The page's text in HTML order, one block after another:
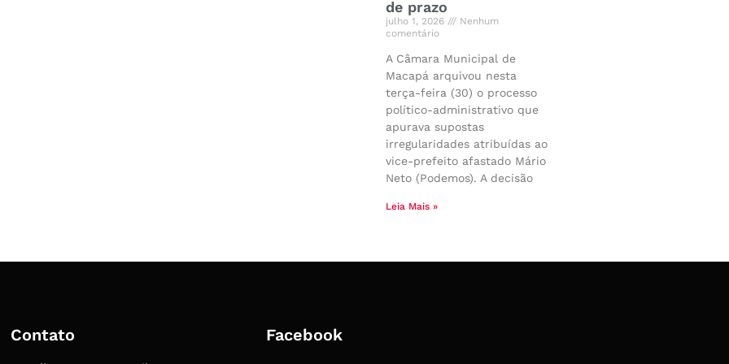
de prazo
julho 1, 2026
Nenhum
comentário
A Câmara Municipal de
Macapá arquivou nesta
terça-feira (30) o processo
político-administrativo que
apurava supostas
irregularidades atribuídas ao
vice-prefeito afastado Mário
Neto (Podemos). A decisão
Leia Mais »
Contato Facebook